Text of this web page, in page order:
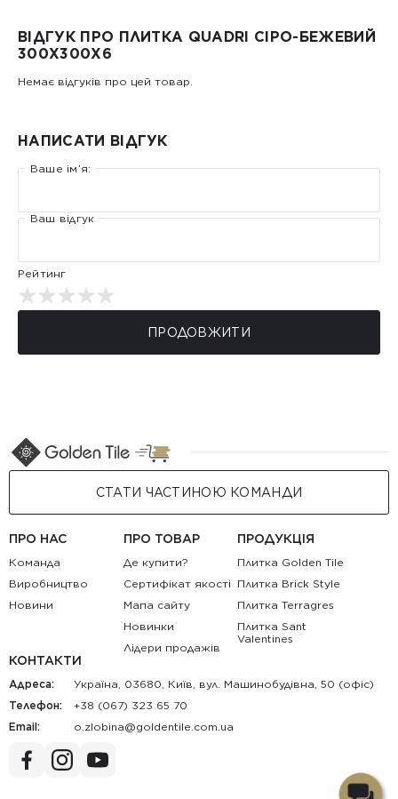
ВІДГУК ПРО ПЛИТКА QUADRI СІРО-БЕЖЕВИЙ
300Х300X6
Немає відгуків про цей товар.
НАПИСАТИ ВІДГУК
Ваше ім’я:
Ваш відгук
Рейтинг
ПРОДОВЖИТИ
СТАТИ ЧАСТИНОЮ КОМАНДИ
ПРО НАС
Команда
Виробництво
Новини
ПРО ТОВАР
Де купити?
Сертифікат якості
Мапа сайту
Новинки
Лідери продажів
ПРОДУКЦІЯ
Плитка Golden Tile
Плитка Brick Style
Плитка Terragres
Плитка Sant
Valentines
КОНТАКТИ
Адреса:
Україна, 03680, Київ, вул. Машинобудівна, 50 (офіс)
Телефон:
+38 (067) 323 65 70
Email:
au.moc.elitnedlog@anibolz.o